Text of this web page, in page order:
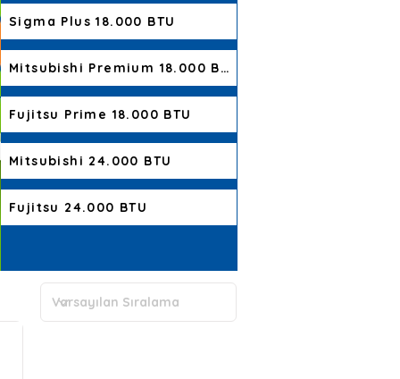
Sigma Plus 18.000 BTU
Mitsubishi Premium 18.000 BTU
Fujitsu Prime 18.000 BTU
Mitsubishi 24.000 BTU
Fujitsu 24.000 BTU